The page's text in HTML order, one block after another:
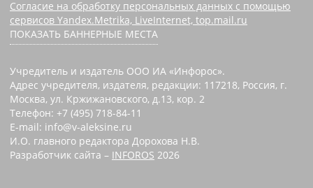
Согласие на обработку персональных данных с помощью
сервисов Yandex.Metrika, LiveInternet, top.mail.ru
ПОКАЗАТЬ БАННЕРНЫЕ МЕСТА
Учредитель и издатель ООО ИА «Инфорос».
Адрес учредителя, издателя, редакции: 117218, Россия, г.
Москва, ул. Кржижановского, д.13, кор. 2
Телефон: +7 (495) 718-84-11
E-mail: info@v-aleksine.ru
И.О. главного редактора Дорохова Н.В.
Разработчик сайта – INFOROS 2026